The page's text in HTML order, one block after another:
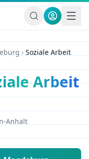
Soziale Arbeit
Arbeit
Anhalt